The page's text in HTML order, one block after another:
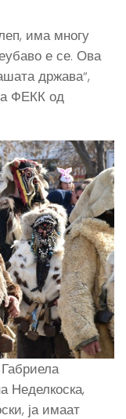
има многу
е се. Ова
држава“,
ФЕКК од
Неделкоска,
ја имаат